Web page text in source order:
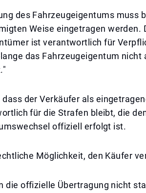
des Fahrzeugeigentums muss
Weise eingetragen werden.
ist verantwortlich für
das Fahrzeugeigentum nicht
dass der Verkäufer als
für die Strafen bleibt, die
offiziell erfolgt ist.
Möglichkeit, den Käufer
die offizielle Übertragung nicht